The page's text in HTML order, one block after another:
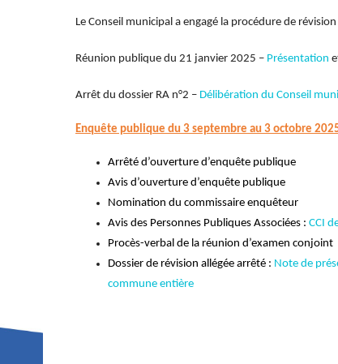
Le Conseil municipal a engagé la procédure de révision
Réunion publique du 21 janvier 2025 – Présentation
Arrêt du dossier RA n°2 – Délibération du Conseil
Enquête publique du 3 septembre au 3 octobre
Arrêté d’ouverture d’enquête publique
Avis d’ouverture d’enquête publique
Nomination du commissaire enquêteur
Avis des Personnes Publiques Associées : CCI
Procès-verbal de la réunion d’examen conjoint
Dossier de révision allégée arrêté : Note de
commune entière